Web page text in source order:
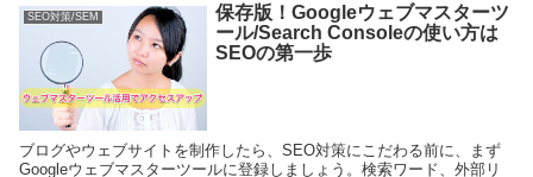
SEO対策/SEM
保存版！Googleウェブマスターツ
ール/Search Consoleの使い方は
SEOの第一歩
ブログやウェブサイトを制作したら、SEO対策にこだわる前に、まず
Googleウェブマスターツールに登録しましょう。検索ワード、外部リ